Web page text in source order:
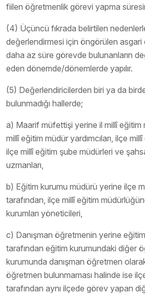
fiilen öğretmenlik görevi yapma
(4) Üçüncü fıkrada belirtilen
değerlendirmesi için öngörülen asgari
daha az süre görevde bulunanların
eden dönemde/dönemlerde yapılır.
(5) Değerlendiricilerden biri ya da
bulunmadığı hallerde;
a) Maarif müfettişi yerine il millî eğitim
millî eğitim müdür yardımcıları, ilçe
ilçe millî eğitim şube müdürleri ve
uzmanları,
b) Eğitim kurumu müdürü yerine ilçe
tarafından, ilçe millî eğitim
kurumları yöneticileri,
c) Danışman öğretmenin yerine
tarafından eğitim kurumundaki diğer
kurumunda danışman öğretmen
öğretmen bulunmaması halinde ise
tarafından aynı ilçede görev yapan